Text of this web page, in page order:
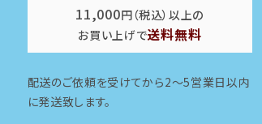
11,000円（税込）以上の
お買い上げで送料無料
配送のご依頼を受けてから2～5営業日以内
に発送致します。